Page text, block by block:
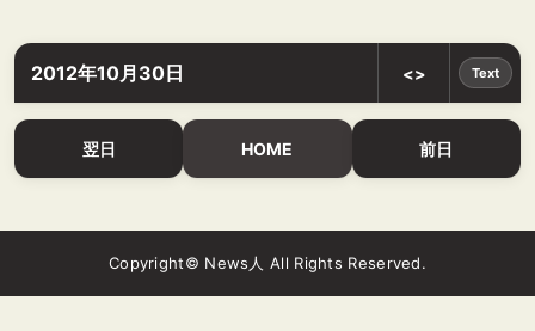
2012年10月30日 <> Text
翌日 HOME 前日
Copyright© News人 All Rights Reserved.